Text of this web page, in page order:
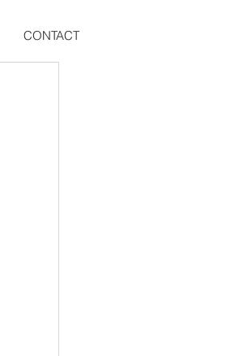
CONTACT